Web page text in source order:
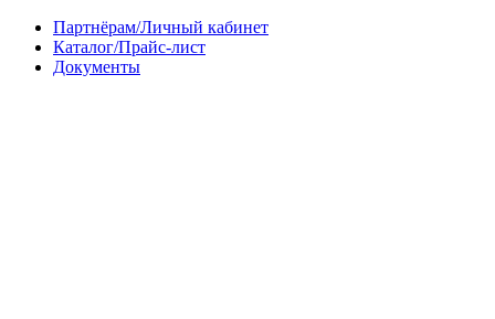
Партнёрам/Личный кабинет
Каталог/Прайс-лист
Документы